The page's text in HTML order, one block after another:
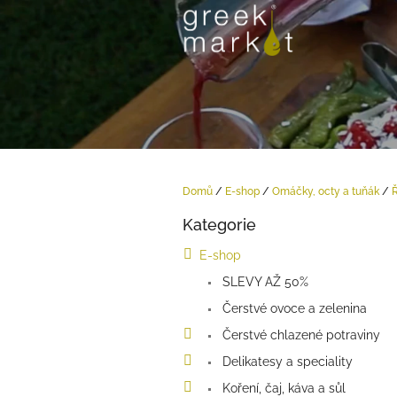
Domů / E-shop / Omáčky, octy a tuňák /
Přeskočit
Kategorie
E-shop
SLEVY AŽ 50%
Čerstvé ovoce a zelenina
Čerstvé chlazené potraviny
Delikatesy a speciality
Koření, čaj, káva a sůl